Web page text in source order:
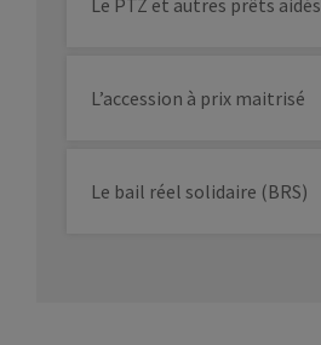
L’accession à prix maitrisé
Le bail réel solidaire (BRS)